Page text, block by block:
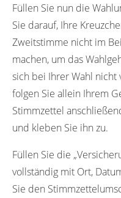
Füllen Sie nun die
Sie darauf, Ihre
Zweitstimme nicht im
machen, um das
sich bei Ihrer Wahl nicht
folgen Sie allein Ihrem
Stimmzettel
und kleben Sie ihn zu.
Füllen Sie die
vollständig mit Ort,
Sie den